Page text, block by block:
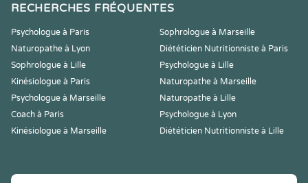
RECHERCHES FRÉQUENTES
Psychologue à Paris
Sophrologue à Marseille
Naturopathe à Lyon
Diététicien Nutritionniste à Paris
Sophrologue à Lille
Psychologue à Lille
Kinésiologue à Paris
Naturopathe à Marseille
Psychologue à Marseille
Naturopathe à Lille
Coach à Paris
Psychologue à Lyon
Kinésiologue à Marseille
Diététicien Nutritionniste à Lille